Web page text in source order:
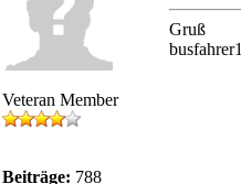
Veteran Member
Beiträge: 788
Gruß